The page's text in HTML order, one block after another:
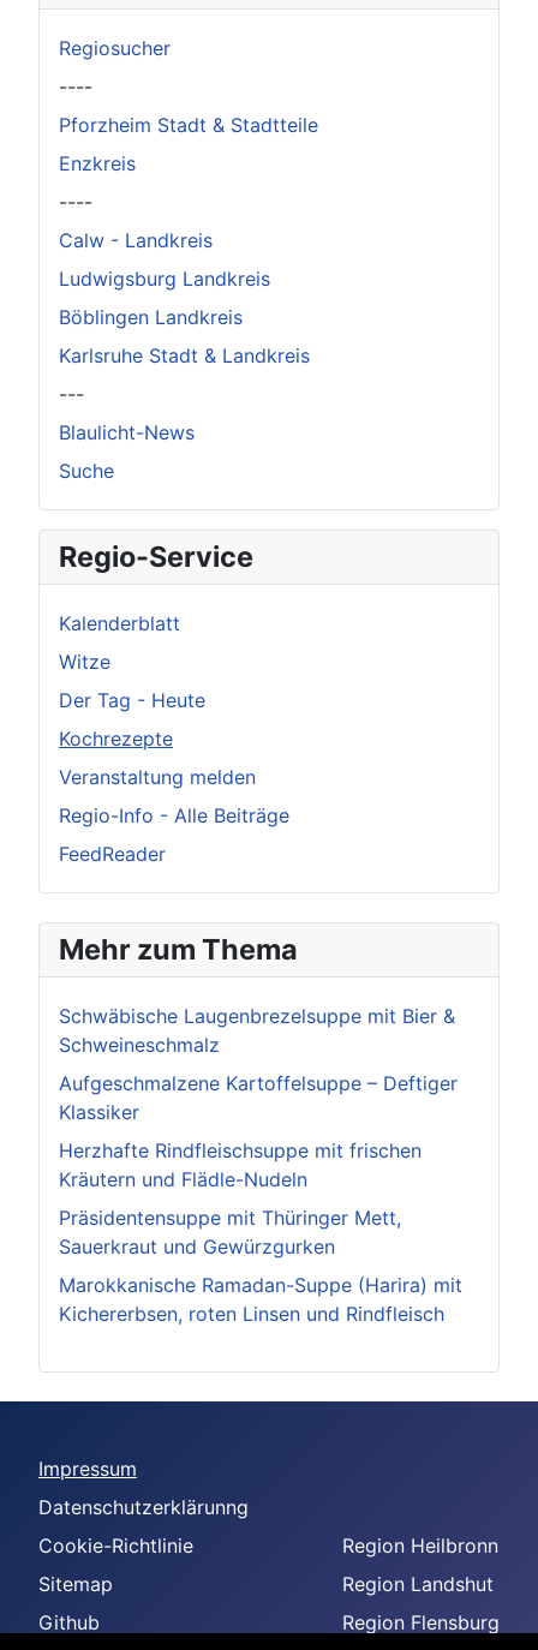
Regiosucher
----
Pforzheim Stadt & Stadtteile
Enzkreis
----
Calw - Landkreis
Ludwigsburg Landkreis
Böblingen Landkreis
Karlsruhe Stadt & Landkreis
---
Blaulicht-News
Suche
Regio-Service
Kalenderblatt
Witze
Der Tag - Heute
Kochrezepte
Veranstaltung melden
Regio-Info - Alle Beiträge
FeedReader
Mehr zum Thema
Schwäbische Laugenbrezelsuppe mit Bier &
Schweineschmalz
Aufgeschmalzene Kartoffelsuppe – Deftiger
Klassiker
Herzhafte Rindfleischsuppe mit frischen
Kräutern und Flädle-Nudeln
Präsidentensuppe mit Thüringer Mett,
Sauerkraut und Gewürzgurken
Marokkanische Ramadan-Suppe (Harira) mit
Kichererbsen, roten Linsen und Rindfleisch
Impressum
Datenschutzerklärunng
Cookie-Richtlinie
Sitemap
Github
Region Heilbronn
Region Landshut
Region Flensburg